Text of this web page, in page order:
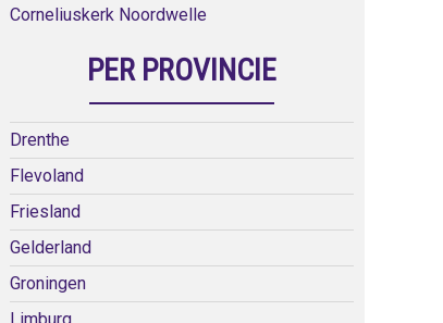
Corneliuskerk Noordwelle
PER PROVINCIE
Drenthe
Flevoland
Friesland
Gelderland
Groningen